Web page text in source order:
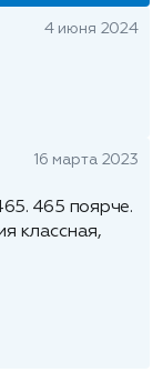
4 июня 2024
16 марта 2023
465 поярче.
классная,